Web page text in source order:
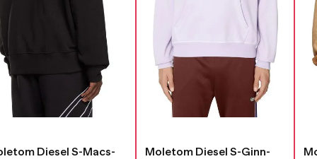
Diesel S-Macs-
Moletom Diesel S-Ginn-